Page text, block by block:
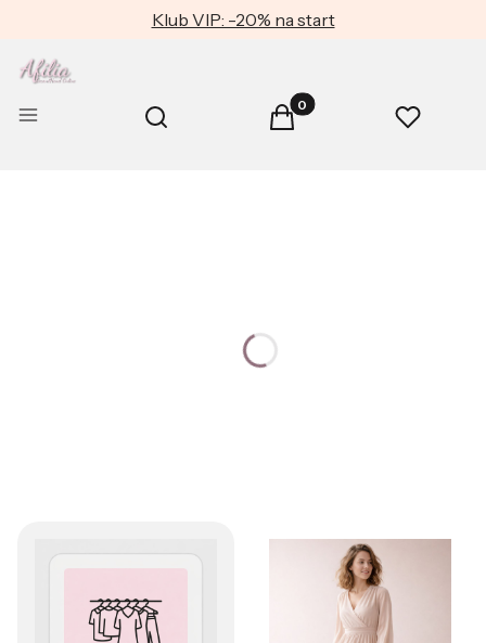
Klub VIP: -20% na start
Menu Otwórz wyszukiwarkę
Szukaj Produkty w koszyku: 0.
Koszyk Ulubione